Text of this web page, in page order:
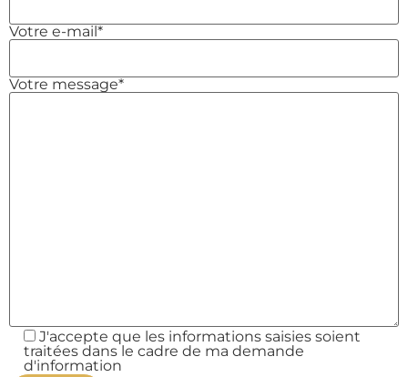
Votre e-mail*
Votre message*
J'accepte que les informations saisies soient
traitées dans le cadre de ma demande
d'information